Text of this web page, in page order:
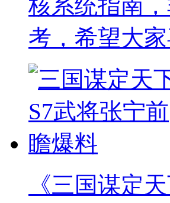
核系统指南
考，希望大家
《三国谋定